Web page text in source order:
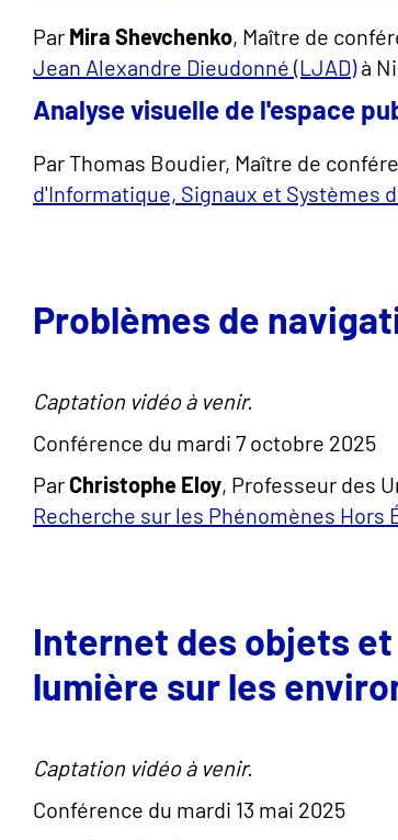
Par Mira Shevchenko, Maître de
Jean Alexandre Dieudonné (LJAD)à
Analyse visuelle de l'espace
Par Thomas Boudier, Maître de
d'Informatique, Signaux et Systèmes
Problèmes de
Captation vidéo à venir.
Conférence du mardi 7 octobre 2025
Par Christophe Eloy, Professeur des
Recherche sur les Phénomènes Hors
Internet des objets
lumière sur les
Captation vidéo à venir.
Conférence du mardi 13 mai 2025